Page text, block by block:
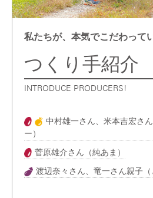
私たちが、本気でこだわって
つくり手紹介
INTRODUCE PRODUCERS!
中村雄一さん、米本吉宏さ
ー）
菅原雄介さん（純あま）
渡辺奈々さん、竜一さん親子（